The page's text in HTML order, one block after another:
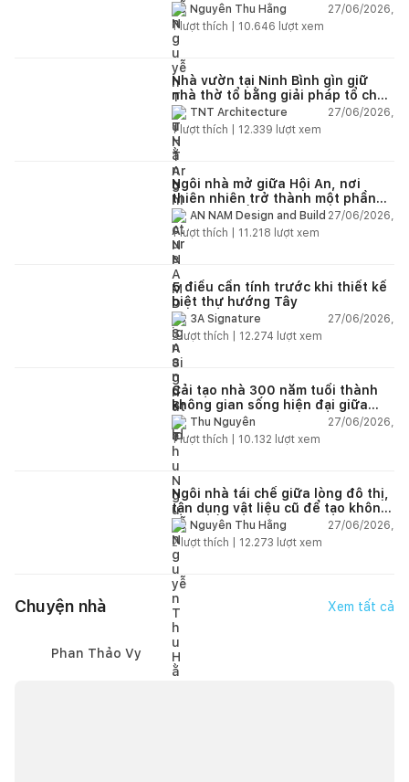
Nguyễn Thu Hằng
27/06/2026,
1lượt thích | 10.646 lượt xem
Nhà vườn tại Ninh Bình gìn giữ
nhà thờ tổ bằng giải pháp tổ chức
lại không gian
TNT Architecture
27/06/2026,
1lượt thích | 12.339 lượt xem
Ngôi nhà mở giữa Hội An, nơi
thiên nhiên trở thành một phần
của cuộc sống
AN NAM Design and Build 27/06/2026,
1lượt thích | 11.218 lượt xem
5 điều cần tính trước khi thiết kế
biệt thự hướng Tây
3A Signature
27/06/2026,
2lượt thích | 12.274 lượt xem
Cải tạo nhà 300 năm tuổi thành
không gian sống hiện đại giữa
thiên nhiên
Thu Nguyễn
27/06/2026,
1lượt thích | 10.132 lượt xem
Ngôi nhà tái chế giữa lòng đô thị,
tận dụng vật liệu cũ để tạo không
gian sống linh hoạt
Nguyễn Thu Hằng
27/06/2026,
2lượt thích | 12.273 lượt xem
Chuyện nhà Xem tất cả
Phan Thảo Vy